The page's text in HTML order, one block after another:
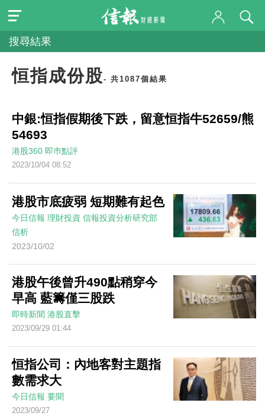
搜尋結果
恒指成份股- 共1087個結果
中銀:恒指假期後下跌，留意恒指牛52659/熊
54693
港股360 即巿點評
2023/10/04 08:52
港股市底疲弱 短期難有起色
今日信報 理財投資 信報投資分析研究部
信析
2023/10/02
港股午後曾升490點稍穿今
早高 藍籌僅三股跌
即時新聞 港股直擊
2023/09/29 01:44
恒指公司：內地客對主題指
數需求大
今日信報 要聞
2023/09/27